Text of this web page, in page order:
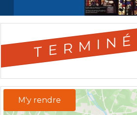
TERMINÉ
M'y rendre